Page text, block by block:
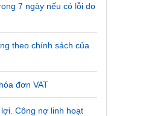
7 ngày nếu có lỗi do
theo chính sách của
đơn VAT
Công nợ linh hoạt